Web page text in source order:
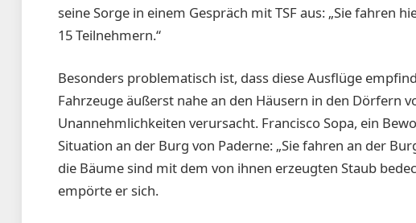
seine Sorge in einem Gespräch mit TSF aus: „Sie fahren
15 Teilnehmern.“
Besonders problematisch ist, dass diese Ausflüge
Fahrzeuge äußerst nahe an den Häusern in den Dörfern
Unannehmlichkeiten verursacht. Francisco Sopa, ein
Situation an der Burg von Paderne: „Sie fahren an der
die Bäume sind mit dem von ihnen erzeugten Staub
empörte er sich.